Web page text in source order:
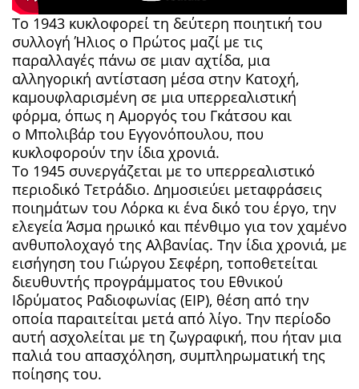
Το 1943 κυκλοφορεί τη δεύτερη ποιητική του
συλλογή Ήλιος ο Πρώτος μαζί με τις
παραλλαγές πάνω σε μιαν αχτίδα, μια
αλληγορική αντίσταση μέσα στην Κατοχή,
καμουφλαρισμένη σε μια υπερρεαλιστική
φόρμα, όπως η Αμοργός του Γκάτσου και
ο Μπολιβάρ του Εγγονόπουλου, που
κυκλοφορούν την ίδια χρονιά.
Το 1945 συνεργάζεται με το υπερρεαλιστικό
περιοδικό Τετράδιο. Δημοσιεύει μεταφράσεις
ποιημάτων του Λόρκα κι ένα δικό του έργο, την
ελεγεία Άσμα ηρωικό και πένθιμο για τον χαμένο
ανθυπολοχαγό της Αλβανίας. Την ίδια χρονιά, με
εισήγηση του Γιώργου Σεφέρη, τοποθετείται
διευθυντής προγράμματος του Εθνικού
Ιδρύματος Ραδιοφωνίας (ΕΙΡ), θέση από την
οποία παραιτείται μετά από λίγο. Την περίοδο
αυτή ασχολείται με τη ζωγραφική, που ήταν μια
παλιά του απασχόληση, συμπληρωματική της
ποίησης του.